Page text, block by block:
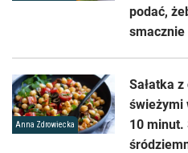
podać,
smacznie
Anna Zdrowiecka
Sałatka
świeżymi
10 minut.